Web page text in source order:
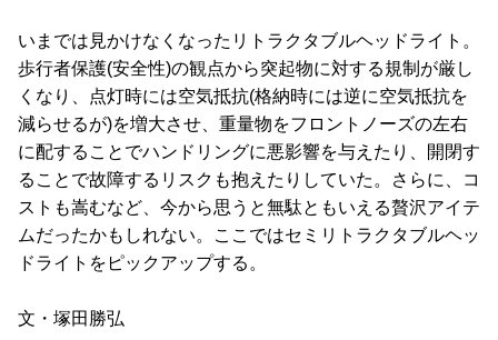
いまでは見かけなくなったリトラクタブルヘッドライト。
歩行者保護(安全性)の観点から突起物に対する規制が厳し
くなり、点灯時には空気抵抗(格納時には逆に空気抵抗を
減らせるが)を増大させ、重量物をフロントノーズの左右
に配することでハンドリングに悪影響を与えたり、開閉す
ることで故障するリスクも抱えたりしていた。さらに、コ
ストも嵩むなど、今から思うと無駄ともいえる贅沢アイテ
ムだったかもしれない。ここではセミリトラクタブルヘッ
ドライトをピックアップする。
文・塚田勝弘